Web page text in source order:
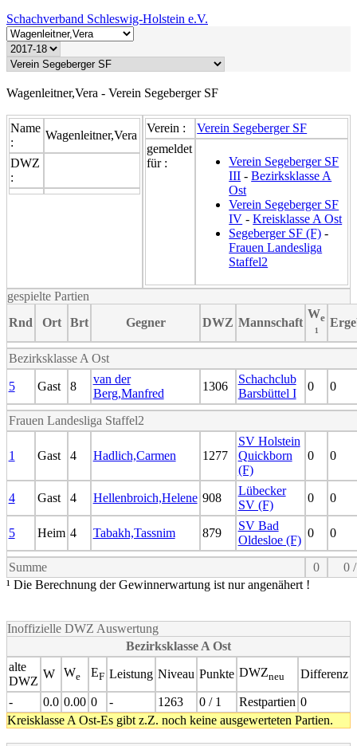
Schachverband Schleswig-Holstein e.V.
Wagenleitner,Vera - Verein Segeberger SF
Name
:
Wagenleitner,Vera
DWZ
:
Verein :
Verein Segeberger SF
gemeldet
für :
Verein Segeberger SF
III -Bezirksklasse A
Ost
Verein Segeberger SF
IV -Kreisklasse A Ost
Segeberger SF (F) -
Frauen Landesliga
Staffel2
gespielte Partien
Rnd
Ort Brt Gegner DWZ Mannschaft
We
¹
Bezirksklasse A Ost
5 Gast 8
van der
Berg,Manfred
1306
Schachclub
Barsbüttel I
0 0
Frauen Landesliga Staffel2
1 Gast 4 Hadlich,Carmen 1277
SV Holstein
Quickborn
(F)
0 0
4 Gast 4 Hellenbroich,Helene 908
Lübecker
SV (F)
0 0
5 Heim 4 Tabakh,Tassnim 879
SV Bad
Oldesloe (F)
0 0
Summe 0
0
¹ Die Berechnung der Gewinnerwartung ist nur angenähert !
Inoffizielle DWZ Auswertung
Bezirksklasse A Ost
alte
DWZ
W We EF Leistung Niveau Punkte DWZneu Differenz
- 0.0 0.00 0 - 1263 0 / 1 Restpartien 0
Kreisklasse A Ost-Es gibt z.Z. noch keine ausgewerteten Partien.